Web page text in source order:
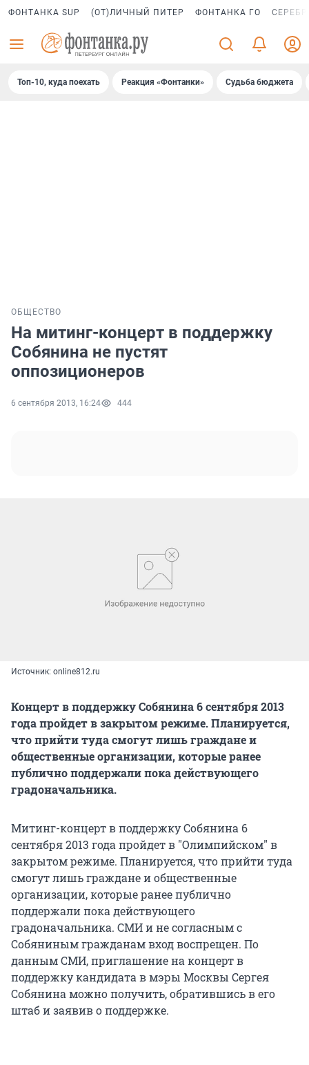
ФОНТАНКА SUP (ОТ)ЛИЧНЫЙ ПИТЕР ФОНТАНКА ГО
Топ-10, куда поехать Реакция «Фонтанки» Судьба бюджета
ОБЩЕСТВО
На митинг-концерт в поддержку
Собянина не пустят
оппозиционеров
6 сентября 2013, 16:24 444
Источник: online812.ru
Концерт в поддержку Собянина 6 сентября 2013
года пройдет в закрытом режиме. Планируется,
что прийти туда смогут лишь граждане и
общественные организации, которые ранее
публично поддержали пока действующего
градоначальника.
Митинг-концерт в поддержку Собянина 6
сентября 2013 года пройдет в "Олимпийском" в
закрытом режиме. Планируется, что прийти туда
смогут лишь граждане и общественные
организации, которые ранее публично
поддержали пока действующего
градоначальника. СМИ и не согласным с
Собяниным гражданам вход воспрещен. По
данным СМИ, приглашение на концерт в
поддержку кандидата в мэры Москвы Сергея
Собянина можно получить, обратившись в его
штаб и заявив о поддержке.